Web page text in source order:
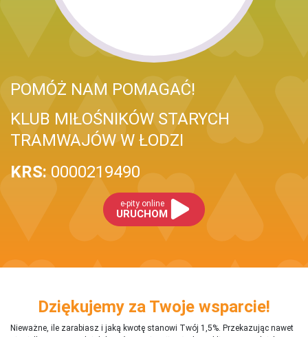
POMÓŻ NAM POMAGAĆ!
KLUB MIŁOŚNIKÓW STARYCH
TRAMWAJÓW W ŁODZI
KRS: 0000219490
e-pity online
URUCHOM
Dziękujemy za Twoje wsparcie!
Nieważne, ile zarabiasz i jaką kwotę stanowi Twój 1,5%. Przekazując nawet